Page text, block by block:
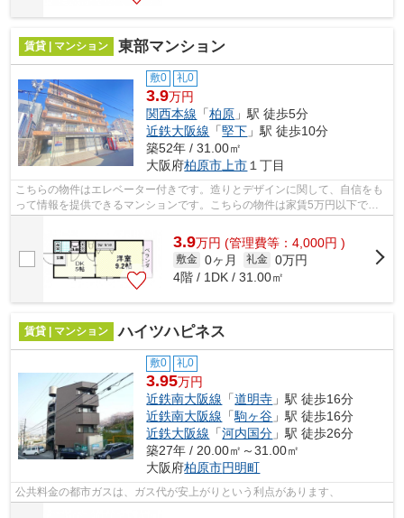
賃貸 | マンション 東部マンション
敷0 礼0
3.9万円
関西本線 「柏原 」駅 徒歩5分
近鉄大阪線 「堅下 」駅 徒歩10分
築52年 / 31.00㎡
大阪府柏原市 上市 １丁目
こちらの物件はエレベーター付きです。造りとデザインに関して、自信をも
って情報を提供できるマンションです。こちらの物件は家賃5万円以下でご
3.9万円 (管理費等：4,000円 )
敷金 0ヶ月 礼金 0万円
4階 / 1DK / 31.00㎡
賃貸 | マンション ハイツハピネス
敷0 礼0
3.95万円
近鉄南大阪線 「道明寺 」駅 徒歩16分
近鉄南大阪線 「駒ヶ谷 」駅 徒歩16分
近鉄大阪線 「河内国分 」駅 徒歩26分
築27年 / 20.00㎡～31.00㎡
大阪府柏原市円明町
公共料金の都市ガスは、ガス代が安上がりという利点があります、